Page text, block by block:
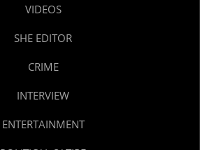
VIDEOS
SHE EDITOR
CRIME
INTERVIEW
ENTERTAINMENT